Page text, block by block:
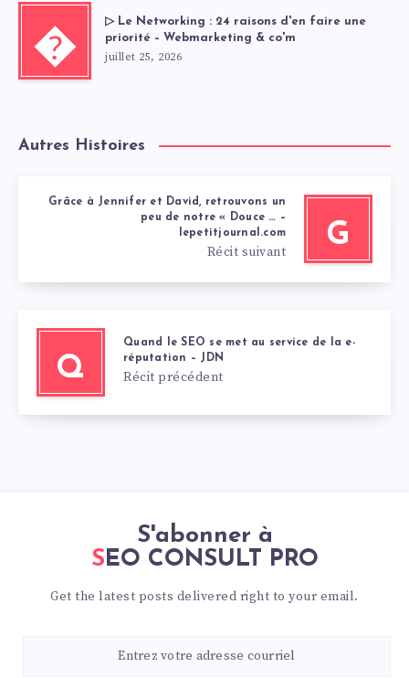
�
▷ Le Networking : 24 raisons d'en faire une
priorité – Webmarketing & co'm
juillet 25, 2026
Autres Histoires
G
Grâce à Jennifer et David, retrouvons un
peu de notre « Douce … –
lepetitjournal.com
Récit suivant
Q
Quand le SEO se met au service de la e-
réputation – JDN
Récit précédent
S'abonner à
SEO CONSULT PRO
Get the latest posts delivered right to your email.